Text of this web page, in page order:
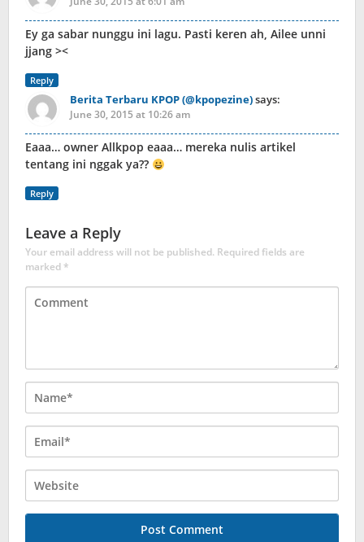
Ey ga sabar nunggu ini lagu. Pasti keren ah, Ailee unni
jjang ><
Reply
Berita Terbaru KPOP (@kpopezine)says:
June 30, 2015 at 10:26 am
Eaaa… owner Allkpop eaaa… mereka nulis artikel
tentang ini nggak ya??
Reply
Leave a Reply
Your email address will not be published. Required fields are
marked*